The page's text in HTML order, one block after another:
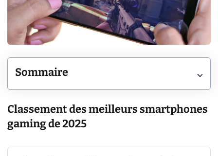
Sommaire
Classement des meilleurs smartphones
gaming de 2025